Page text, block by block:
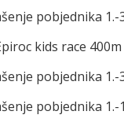
pobjednika
kids race
pobjednika
pobjednika